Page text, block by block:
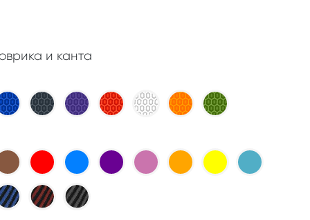
и канта